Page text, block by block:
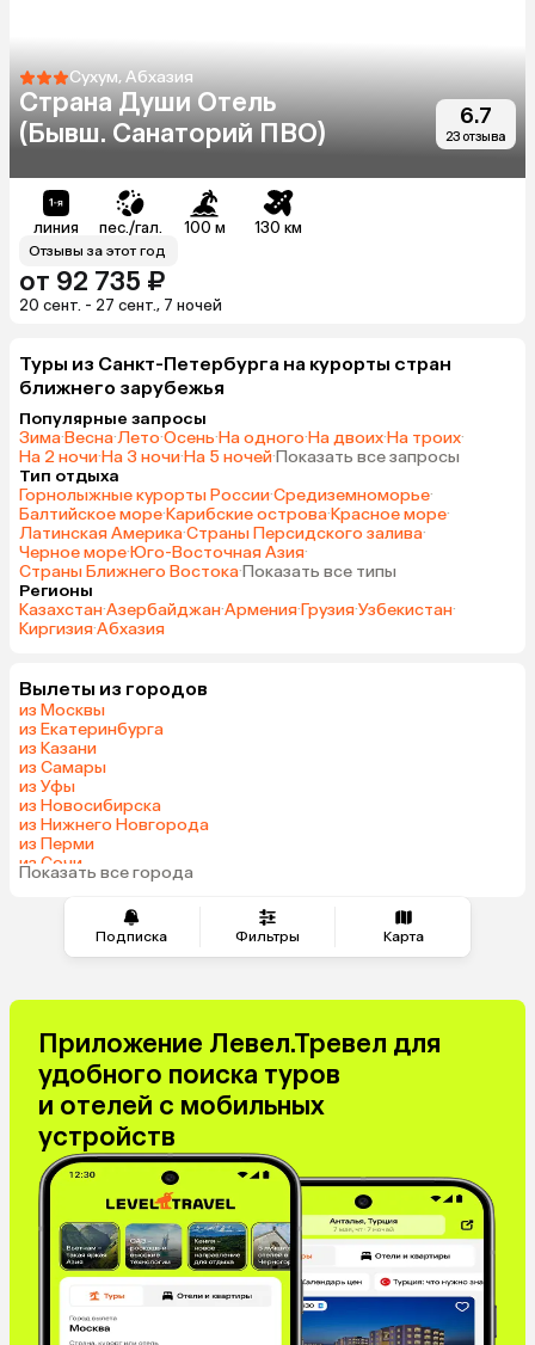
Подписка Фильтры Карта
Сухум, Абхазия
Страна Души Отель
(Бывш. Санаторий ПВО)
6.7
23 отзыва
линия пес./гал. 100 м 130 км
Отзывы за этот год
от 92 735 ₽
20 сент. - 27 сент., 7 ночей
Туры из Санкт-Петербурга на курорты стран
ближнего зарубежья
Популярные запросы
Зима·Весна·Лето·Осень·На одного·На двоих·На троих·
На 2 ночи·На 3 ночи·На 5 ночей·Показать все запросы
Тип отдыха
Горнолыжные курорты России·Средиземноморье·
Балтийское море·Карибские острова·Красное море·
Латинская Америка·Страны Персидского залива·
Черное море·Юго-Восточная Азия·
Страны Ближнего Востока·Показать все типы
Регионы
Казахстан·Азербайджан·Армения·Грузия·Узбекистан·
Киргизия·Абхазия
Вылеты из городов
из Москвы
из Екатеринбурга
из Казани
из Самары
из Уфы
из Новосибирска
из Нижнего Новгорода
из Перми
из Сочи
из Челябинска
Показать все города
Приложение Левел.Тревел для
удобного поиска туров
и отелей с мобильных
устройств